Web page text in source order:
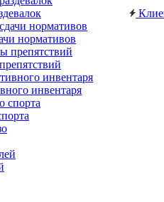
нормативов
инвентаря